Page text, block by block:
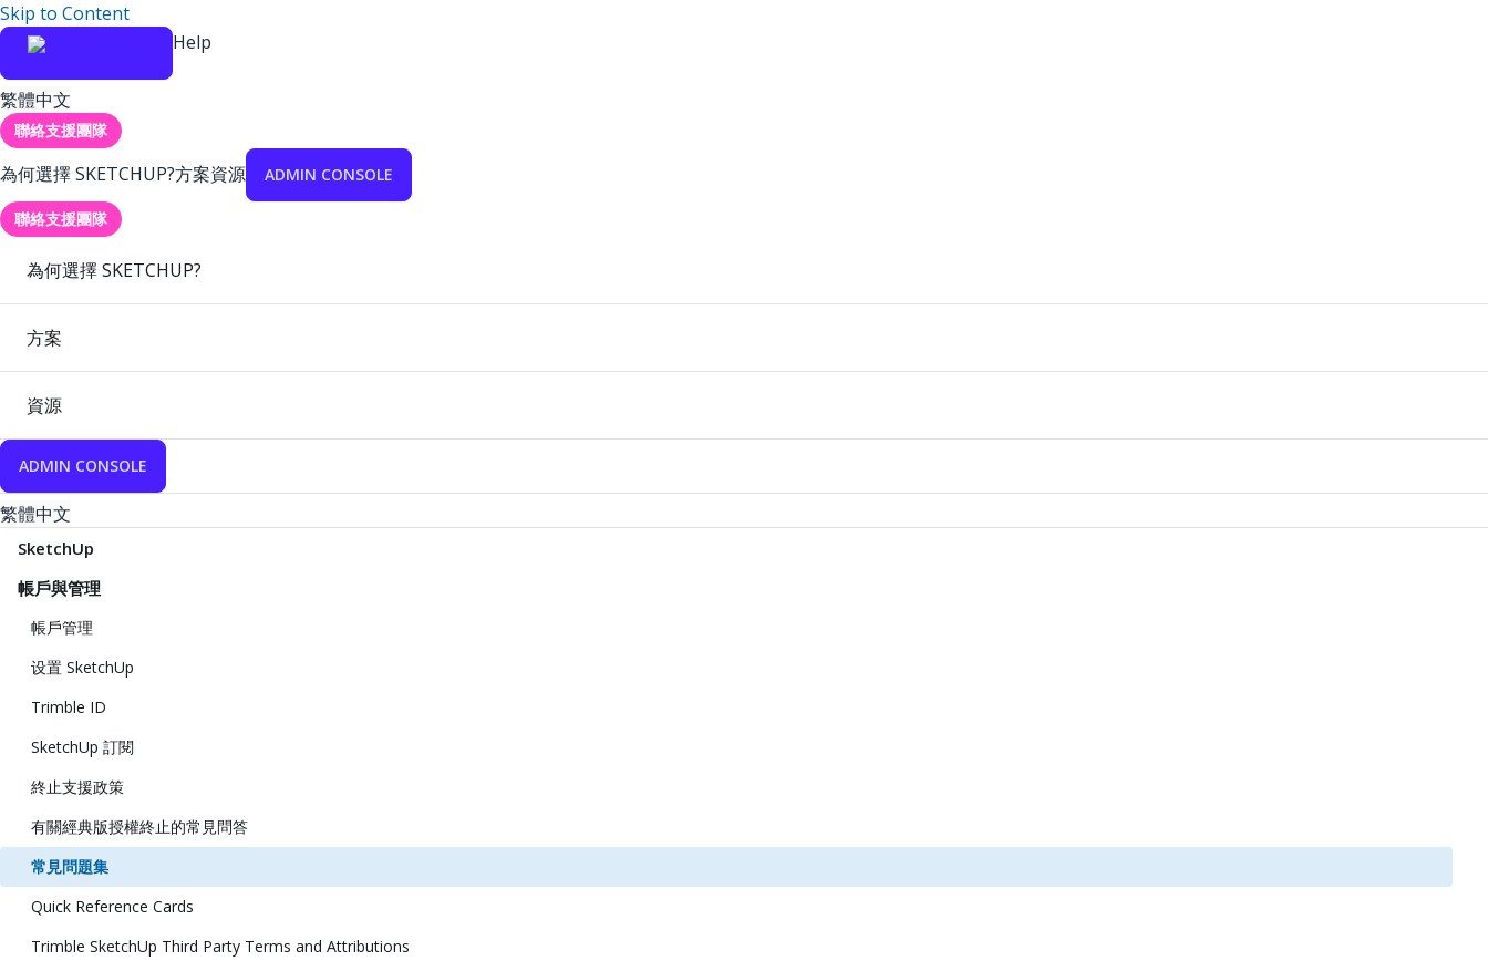
Skip to Content
Help
繁體中文
聯絡支援團隊
為何選擇 SKETCHUP?方案資源 ADMIN CONSOLE
聯絡支援團隊
為何選擇 SKETCHUP?
方案
資源
ADMIN CONSOLE
繁體中文
SketchUp
帳戶與管理
帳戶管理
设置 SketchUp
Trimble ID
SketchUp 訂閱
終止支援政策
有關經典版授權終止的常見問答
常見問題集
Quick Reference Cards
Trimble SketchUp Third Party Terms and Attributions